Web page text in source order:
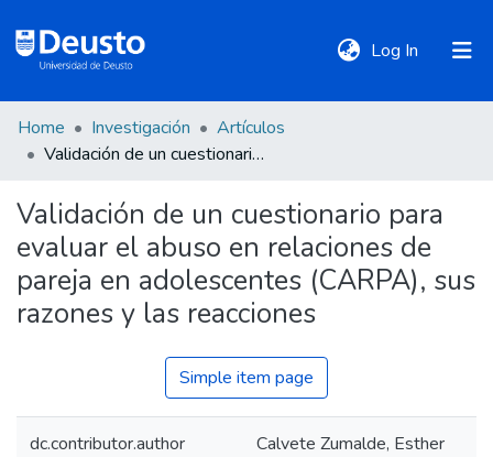
Log In (current)
DeustoTeka
Communities
&
Collections
Statistics
Home Investigación
Artículos
Validación de un cuestionario para evaluar el abuso en relaciones de pareja en adolescentes (CARPA), sus razones y las reacciones
Validación de un cuestionario para
evaluar el abuso en relaciones de
pareja en adolescentes (CARPA), sus
razones y las reacciones
Simple item page
dc.contributor.author Calvete Zumalde, Esther